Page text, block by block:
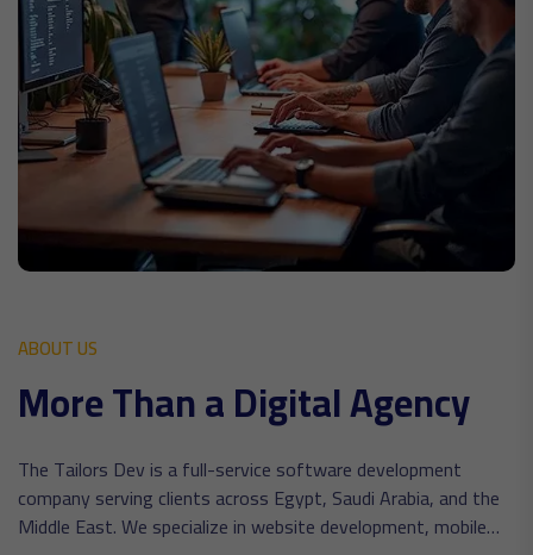
ABOUT US
MoreThanaDigitalAgency
The Tailors Dev is a full-service software development
company serving clients across Egypt, Saudi Arabia, and the
Middle East. We specialize in website development, mobile